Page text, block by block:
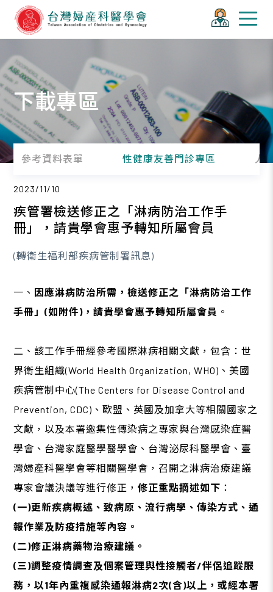
下載專區
參考資料表單 性健康友善門診專區 人
2023/11/10
疾管署檢送修正之「淋病防治工作手
冊」，請貴學會惠予轉知所屬會員
(轉衛生福利部疾病管制署訊息)
一、 因應淋病防治所需，檢送修正之「淋病防治工作
手冊」(如附件)，請貴學會惠予轉知所屬會員 。
二、該工作手冊經參考國際淋病相關文獻，包含：世
界衛生組織(World Health Organization, WHO)、美國
疾病管制中心(The Centers for Disease Control and
Prevention, CDC)、歐盟、英國及加拿大等相關國家之
文獻，以及本署邀集性傳染病之專家與台灣感染症醫
學會、台灣家庭醫學醫學會、台灣泌尿科醫學會、臺
灣婦產科醫學會等相關醫學會，召開之淋病治療建議
專家會議決議等進行修正，修正重點摘述如下 ：
(一)更新疾病概述、致病原、流行病學、傳染方式、通
報作業及防疫措施等內容。
(二)修正淋病藥物治療建議。
(三)調整疫情調查及個案管理與性接觸者/伴侶追蹤服
務，以1年內重複感染通報淋病2次(含)以上，或經本署